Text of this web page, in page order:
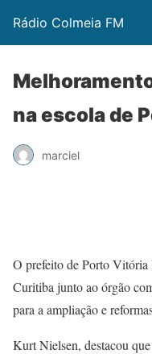
Rádio Colmeia FM
na escola de
marciel
O prefeito de Porto Vitória
Curitiba junto ao órgão
para a ampliação e
Kurt Nielsen, destacou